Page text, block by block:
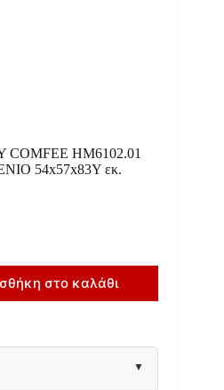
HM6102.01
54x57x83Υ εκ.
στο καλάθι